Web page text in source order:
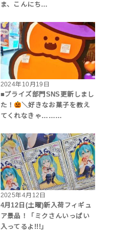
ま、こんにち…
2024年10月19日
■プライズ部門SNS更新しまし
た！
＼好きなお菓子を教え
てくれなきゃ………
2025年4月12日
4月12日(土曜)新入荷フィギュ
ア景品！「ミクさんいっぱい
入ってるよ!!!」